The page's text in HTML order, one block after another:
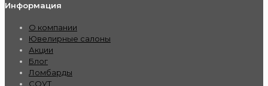
Информация
О компании
Ювелирные салоны
Акции
Блог
Ломбарды
СОУТ